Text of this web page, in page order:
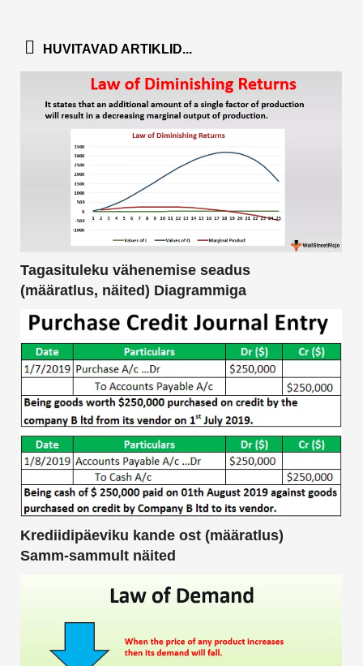
HUVITAVAD ARTIKLID...
Tagasituleku vähenemise seadus
(määratlus, näited) Diagrammiga
Krediidipäeviku kande ost (määratlus)
Samm-sammult näited